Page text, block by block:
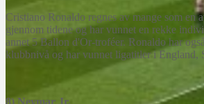
Cristiano Ronaldo regnes av mange som en
gjennom tidene og har vunnet en rekke
annet 5 Ballon d'Or-troféer. Ronaldo har
klubbnivå og har vunnet ligatitler i England,
8) Neymar Jr.